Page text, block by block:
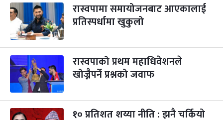
मंगल
महानवमी
कार्तिक ३, २०८३-Oct 20, 2026
२ महिना बाँकी
४
बुध कार्तिक ४, २०८३ Oct 21, 2026
५
बिहि
पापा‌ङ्कुशा एकादशी व्रत
कार्तिक ५, २०८३
२२ कुकुर तिहार ३ महिना बाँकी
रास्वपामा समायोजनबाट आएकालाई
प्रतिस्पर्धामा खुकुलो
रास्वपाको प्रथम महाधिवेशनले
खोज्नैपर्ने प्रश्नको जवाफ
१० प्रतिशत शय्या नीति : झनै चर्कियो